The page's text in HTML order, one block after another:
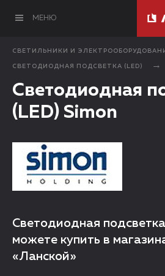
МЕНЮ
СВЕТИЛЬНИКИ И
СВЕТОДИОДНАЯ ПОДСВЕТКА (LED)
Светодиодная
(LED) Simon
Светодиодная
можете купить в
«Ланской»